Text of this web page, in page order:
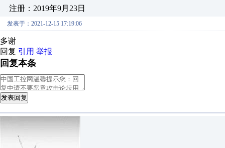
注册：2019年9月23日
发表于：2021-12-15 17:19:06
多谢
回复 引用 举报
回复本条
发表回复